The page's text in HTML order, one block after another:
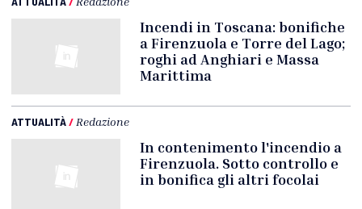
Incendi in Toscana: bonifiche
a Firenzuola e Torre del Lago;
roghi ad Anghiari e Massa
Marittima
ATTUALITÀ/ Redazione
In contenimento l'incendio a
Firenzuola. Sotto controllo e
in bonifica gli altri focolai